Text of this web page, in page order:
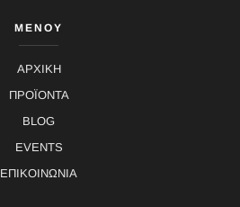
ΜΕΝΟΥ
ΑΡΧΙΚΗ
ΠΡΟΪΟΝΤΑ
BLOG
EVENTS
ΕΠΙΚΟΙΝΩΝΙΑ